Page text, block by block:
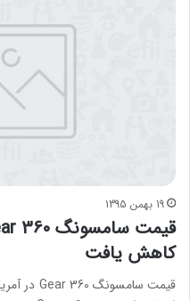
19 بهمن 1395
کاهش یافت